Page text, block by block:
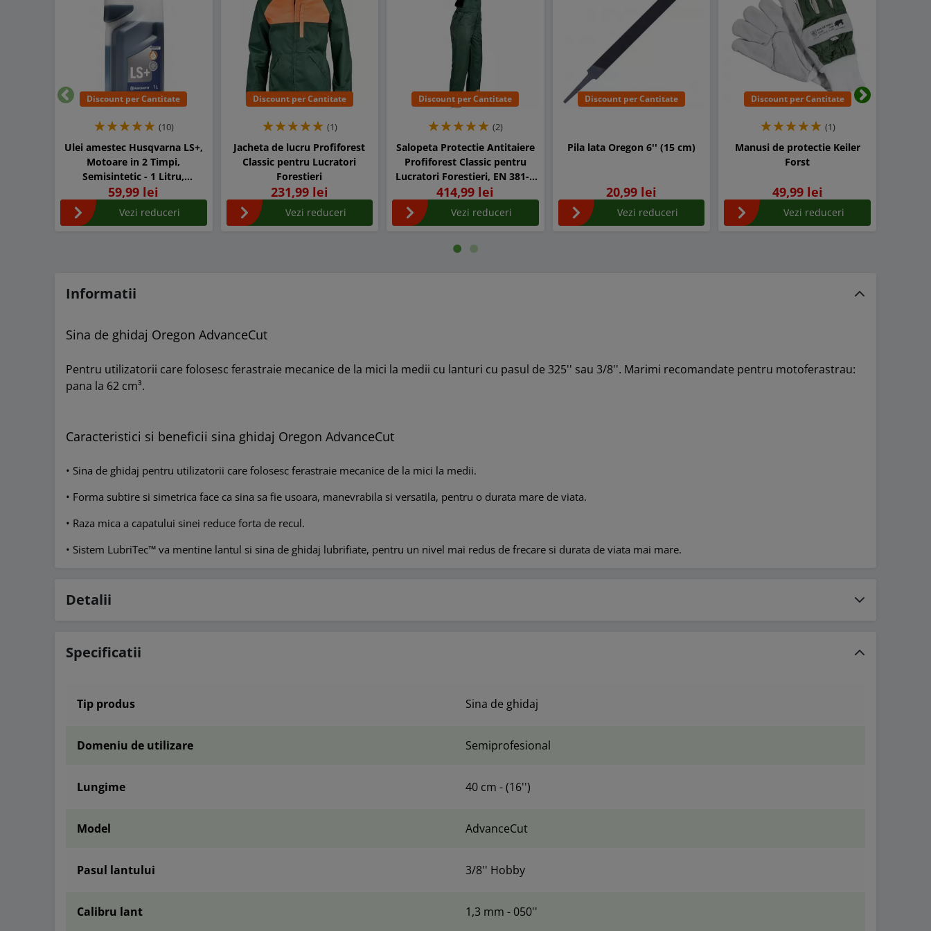
Discount per Cantitate
(10)
Ulei amestec Husqvarna LS+,
Motoare in 2 Timpi,
Semisintetic - 1 Litru,
Ambalajul original cu dozator
59,99 lei
Vezi reduceri
Discount per Cantitate
(1)
Jacheta de lucru Profiforest
Classic pentru Lucratori
Forestieri
231,99 lei
Vezi reduceri
Discount per Cantitate
(2)
Salopeta Protectie Antitaiere
Profiforest Classic pentru
Lucratori Forestieri, EN 381-5
A
414,99 lei
Vezi reduceri
Discount per Cantitate
Pila lata Oregon 6'' (15 cm)
20,99 lei
Vezi reduceri
Discount per Cantitate
(1)
Manusi de protectie Keiler
Forst
49,99 lei
Vezi reduceri
Inapoi
Informatii
Sina de ghidaj Oregon AdvanceCut
Pentru utilizatorii care folosesc ferastraie mecanice de la mici la medii cu lanturi cu pasul de 325'' sau 3/8''. Marimi recomandate pentru motoferastrau:
pana la 62 cm³.
Caracteristici si beneficii sina ghidaj Oregon AdvanceCut
• Sina de ghidaj pentru utilizatorii care folosesc ferastraie mecanice de la mici la medii.
• Forma subtire si simetrica face ca sina sa fie usoara, manevrabila si versatila, pentru o durata mare de viata.
• Raza mica a capatului sinei reduce forta de recul.
• Sistem LubriTec™ va mentine lantul si sina de ghidaj lubrifiate, pentru un nivel mai redus de frecare si durata de viata mai mare.
Detalii
Specificatii
Tip produs Sina de ghidaj
Domeniu de utilizare Semiprofesional
Lungime 40 cm - (16'')
Model AdvanceCut
Pasul lantului 3/8'' Hobby
Calibru lant 1,3 mm - 050''